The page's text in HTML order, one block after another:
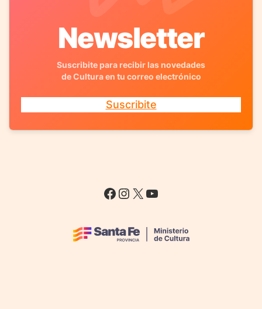
Newsletter
Suscribite para recibir las novedades
de Cultura en tu correo electrónico
Suscribite
Facebook
Instagram
X YouTube